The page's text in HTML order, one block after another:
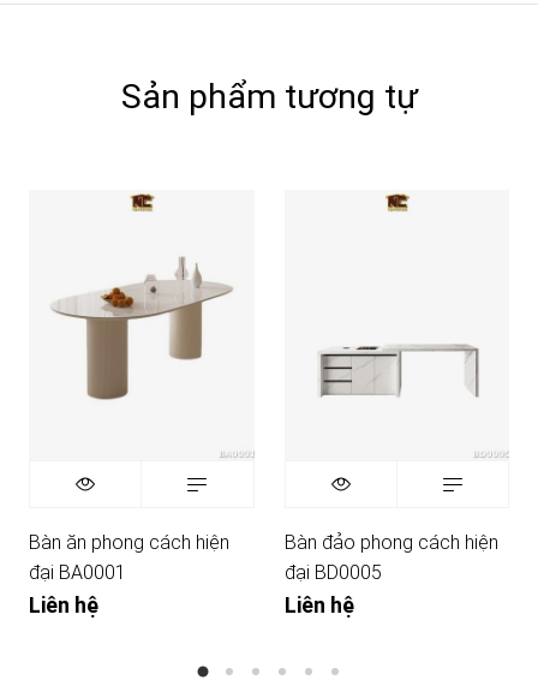
Sản phẩm tương tự
Bàn ăn phong cách hiện
đại BA0001
Liên hệ
Bàn đảo phong cách hiện
đại BD0005
Liên hệ